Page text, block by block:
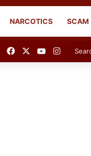
NARCOTICS SCAM
Facebook YouTube